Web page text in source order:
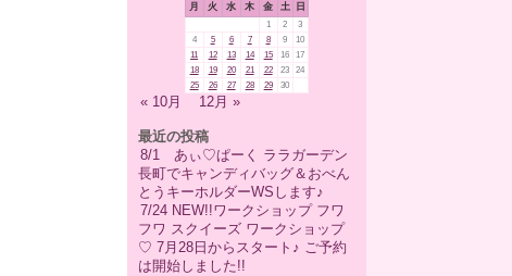
月 火 水 木 金 土 日
1 2
3
4
5 6 7 8 9
10
11
12 13 14 15 16
17
18
19 20 21 22 23
24
25
26 27 28 29 30
« 10月 12月 »
最近の投稿
8/1 あぃ♡ぱーく ララガーデン
長町でキャンディバッグ＆おべん
とうキーホルダーWSします♪
7/24 NEW!!ワークショップ フワ
フワ スクイーズ ワークショップ
♡ 7月28日からスタート♪ ご予約
は開始しました!!